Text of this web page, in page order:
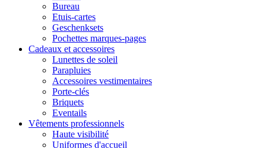
Bureau
Etuis-cartes
Geschenksets
Pochettes marques-pages
Cadeaux et accessoires
Lunettes de soleil
Parapluies
Accessoires vestimentaires
Porte-clés
Briquets
Eventails
Vêtements professionnels
Haute visibilité
Uniformes d'accueil